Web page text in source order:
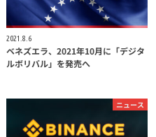
2021.8.6
ベネズエラ、2021年10月に「デジタ
ルボリバル」を発売へ
ニュース